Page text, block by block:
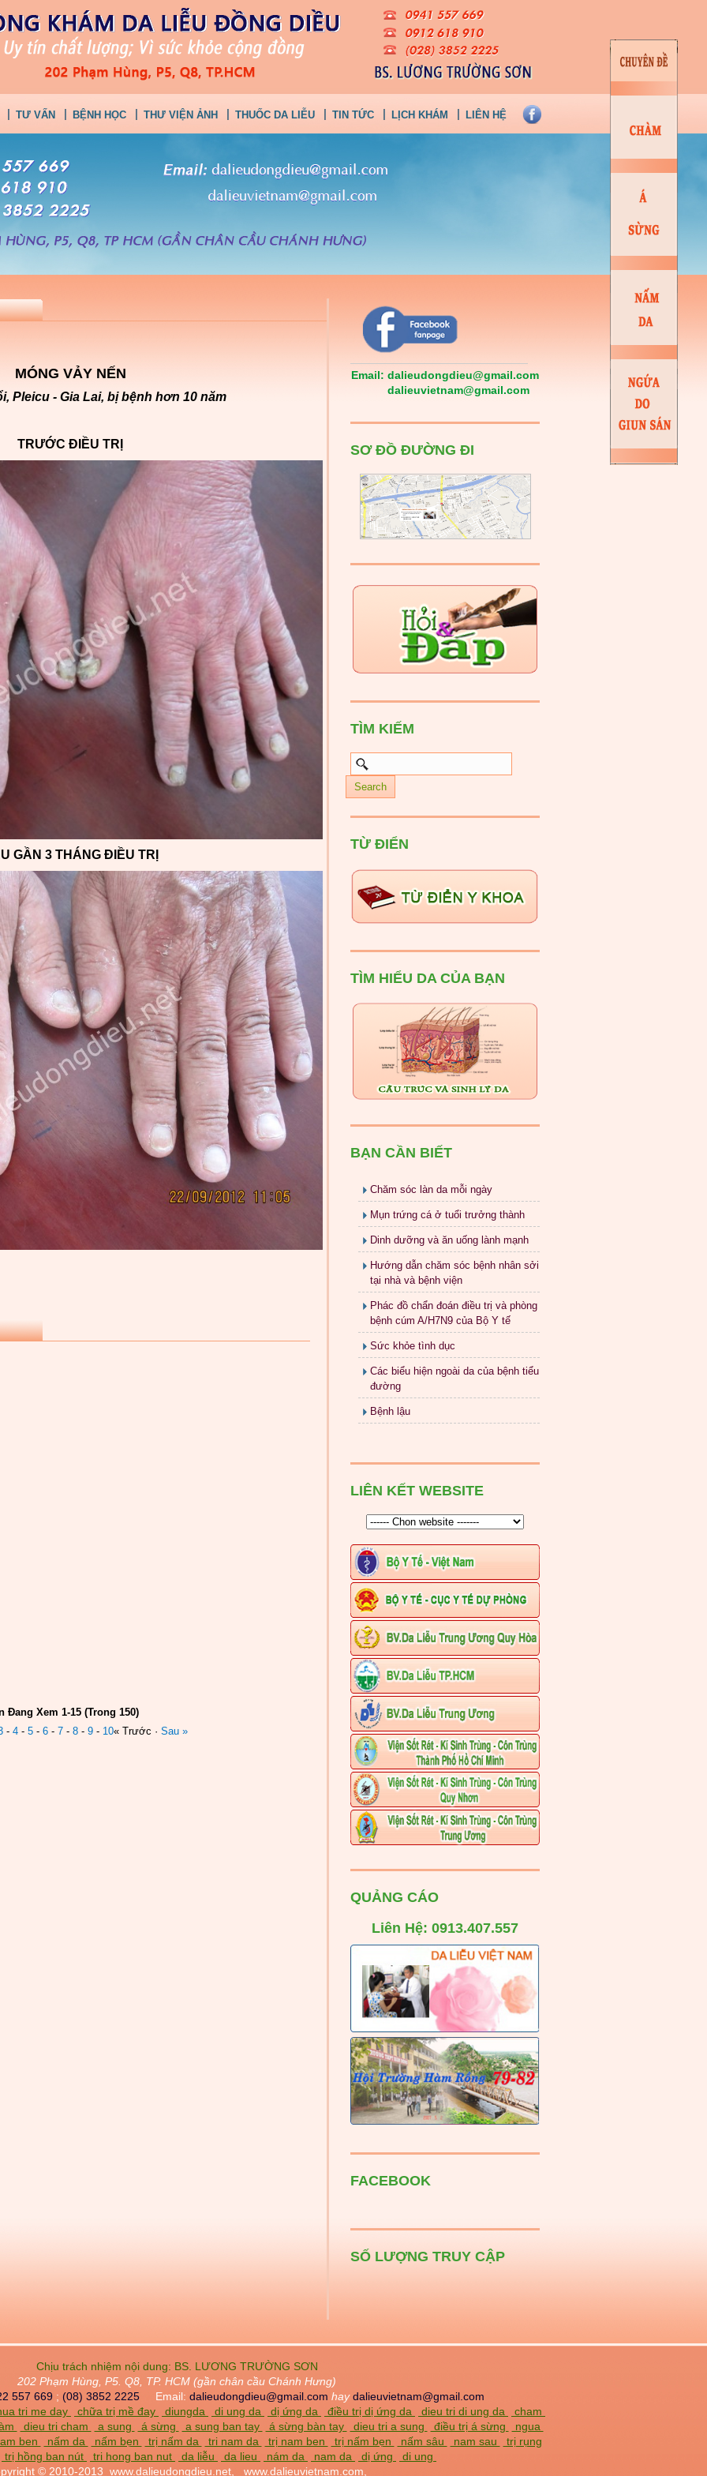
TƯ VẤN BỆNH HỌC THƯ VIỆN ẢNH THUỐC DA LIỄU TIN TỨC LỊCH KHÁM LIÊN HỆ
MÓNG VẢY NẾN
Pleicu - Gia Lai, bị bệnh hơn 10 năm
TRƯỚC ĐIỀU TRỊ
GẦN 3 THÁNG ĐIỀU TRỊ
Đang Xem 1-15 (Trong 150)
- 4- 5- 6- 7- 8- 9- 10« Trước · Sau »
Email: dalieudongdieu@gmail.com
dalieuvietnam@gmail.com
SƠ ĐỒ ĐƯỜNG ĐI
TÌM KIẾM
TỪ ĐIỂN
TÌM HIỂU DA CỦA BẠN
BẠN CẦN BIẾT
Chăm sóc làn da mỗi ngày
Mụn trứng cá ở tuổi trưởng thành
Dinh dưỡng và ăn uống lành mạnh
Hướng dẫn chăm sóc bệnh nhân sởi
tại nhà và bệnh viện
Phác đồ chẩn đoán điều trị và phòng
bệnh cúm A/H7N9 của Bộ Y tế
Sức khỏe tình dục
Các biểu hiện ngoài da của bệnh tiểu
đường
Bệnh lậu
LIÊN KẾT WEBSITE
QUẢNG CÁO
Liên Hệ: 0913.407.557
FACEBOOK
SỐ LƯỢNG TRUY CẬP
Chịu trách nhiệm nội dung: BS. LƯƠNG TRƯỜNG SƠN
202 Phạm Hùng, P5. Q8, TP. HCM (gần chân cầu Chánh Hưng)
557 669; (08) 3852 2225Email: dalieudongdieu@gmail.com haydalieuvietnam@gmail.com
tri me day
chữa trị mề đay diungda di ung da dị ứng da điều trị dị ứng da dieu tri di ung da
cham
dieu tri cham a sung á sừng a sung ban tay á sừng bàn tay dieu tri a sung điều trị á sừng
ngua
ben
nấm da nấm bẹn trị nấm da tri nam da trị nam ben trị nấm bẹn nấm sâu nam sau
trị rụng
trị hồng ban nút
tri hong ban nut da liễu da lieu nám da nam da dị ứng
di ung
© 2010-2013 www.dalieudongdieu.net, www.dalieuvietnam.com,